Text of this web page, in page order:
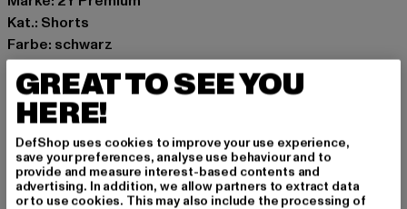
Kat.: Shorts
Farbe: schwarz
Hersteller Farbe: black
Materialzusammensetzung: 97% Baumwolle, 3%
Elasthan
Hersteller: 2Y Premium GmbH |info@2y-studios.com
Hollefeldstraße 16 | 48282 Emsdetten | DE
GREAT TO SEE YOU
HERE!
DefShop uses cookies to improve your use experience,
save your preferences, analyse use behaviour and to
provide and measure interest-based contents and
advertising. In addition, we allow partners to extract data
or to use cookies. This may also include the processing of